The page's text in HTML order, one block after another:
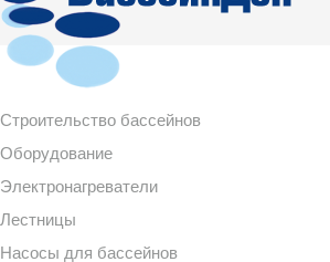
Строительство бассейнов
Оборудование
Электронагреватели
Лестницы
Насосы для бассейнов